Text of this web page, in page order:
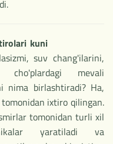
kuni
suv chang'ilarini,
cho'plardagi mevali
nima birlashtiradi? Ha,
ixtiro qilingan.
tomonidan turli xil
yaratiladi va